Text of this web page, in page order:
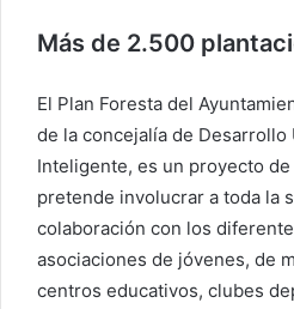
Más de 2.500
El Plan Foresta del
de la concejalía de Desarrollo
Inteligente, es un proyecto
pretende involucrar a toda la
colaboración con los
asociaciones de jóvenes, de
centros educativos, clubes